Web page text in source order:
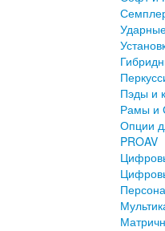
Пэды и
Рамы и
Опции
PROAV